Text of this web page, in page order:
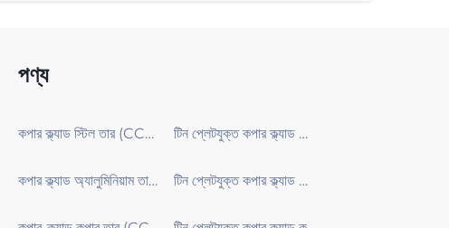
পণ্য
কপার ক্ল্যাড স্টিল তার (CCS তার) টিন প্লেটযুক্ত কপার ক্ল্যাড স্টিল তার (T-CCS তার)
কপার ক্ল্যাড অ্যালুমিনিয়াম তার (CCA তার) টিন প্লেটযুক্ত কপার ক্ল্যাড অ্যালুমিনিয়াম (T-CCA)